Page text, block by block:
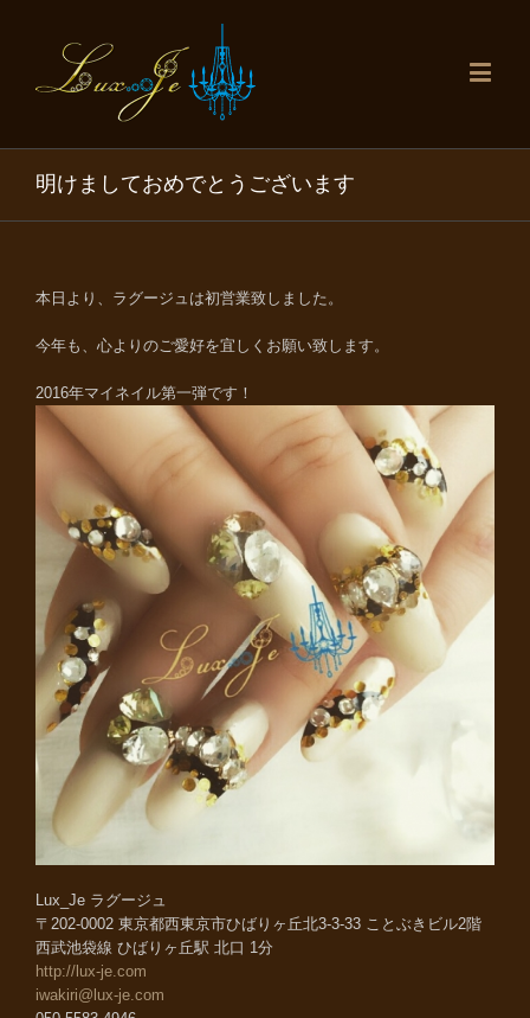
明けましておめでとうございます
本日より、ラグージュは初営業致しました。
今年も、心よりのご愛好を宜しくお願い致します。
2016年マイネイル第一弾です！
Lux_Je ラグージュ
〒202-0002 東京都西東京市ひばりヶ丘北3-3-33 ことぶきビル2階
西武池袋線 ひばりヶ丘駅 北口 1分
http://lux-je.com
iwakiri@lux-je.com